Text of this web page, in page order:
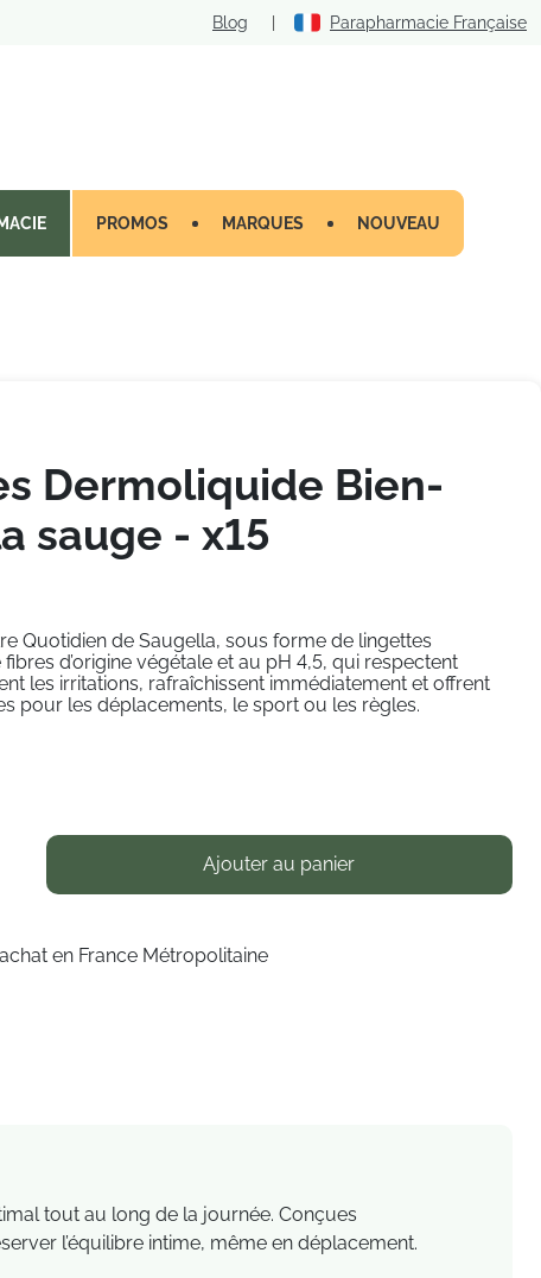
Blog | Parapharmacie Française
PROMOS MARQUES NOUVEAU
Dermoliquide Bien-
sauge - x15
Quotidien de Saugella, sous forme de lingettes
d’origine végétale et au pH 4,5, qui respectent
les irritations, rafraîchissent immédiatement et offrent
pour les déplacements, le sport ou les règles.
Ajouter au panier
en France Métropolitaine
tout au long de la journée. Conçues
l’équilibre intime, même en déplacement.